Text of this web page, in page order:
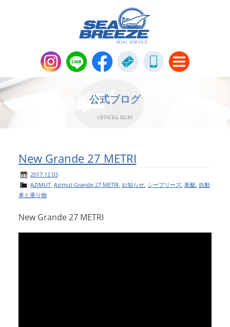
パーツ販売・アパレル商品
News & Topics
ニュース＆トピックス
会社概要
公式ブログ
OFFICIAL BLOG
New Grande 27 METRI
2017.12.03
AZIMUT, Azimut Grande 27 METRI お知らせ シーブリーズ 新艇 自動
車と乗り物
New Grande 27 METRI